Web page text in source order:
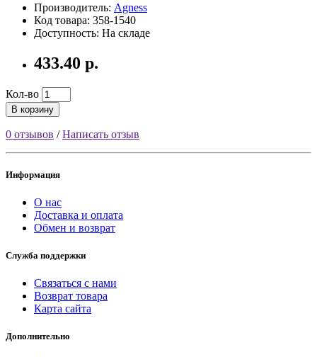
Производитель: Agness
Код товара: 358-1540
Доступность: На складе
433.40 р.
Кол-во
В корзину
0 отзывов /Написать отзыв
Информация
О нас
Доставка и оплата
Обмен и возврат
Служба поддержки
Связаться с нами
Возврат товара
Карта сайта
Дополнительно